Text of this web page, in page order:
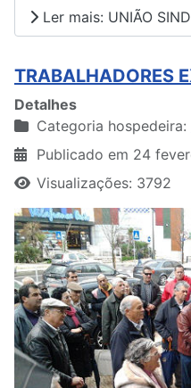
Ler mais: UNIÃO
TRABALHADORES
Detalhes
Categoria hospedeira:
Publicado em 24
Visualizações: 3792